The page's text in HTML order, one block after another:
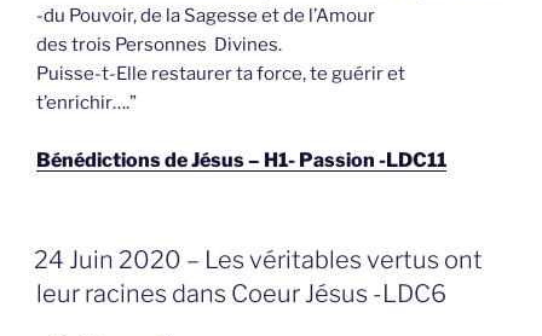
-du Pouvoir, de la Sagesse et de l’Amour
des trois Personnes Divines.
Puisse-t-Elle restaurer ta force, te guérir et
t’enrichir….”
Bénédictions de Jésus – H1- Passion -LDC11
GEPLAATST
OP
24 Juin 2020 – Les véritables vertus ont
leur racines dans Coeur Jésus -LDC6